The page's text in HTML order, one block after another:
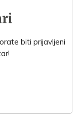
biti prijavljeni